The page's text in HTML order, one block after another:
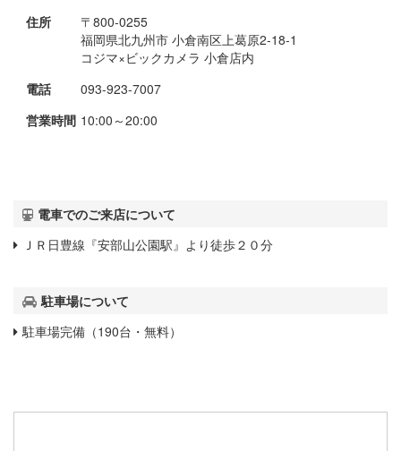
住所
〒800-0255
福岡県北九州市 小倉南区上葛原2-18-1
コジマ×ビックカメラ 小倉店内
電話
093-923-7007
営業時間 10:00～20:00
電車でのご来店について
ＪＲ日豊線『安部山公園駅』より徒歩２０分
駐車場について
駐車場完備（190台・無料）